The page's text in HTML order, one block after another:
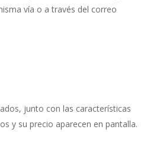
vía o a través del correo
junto con las características
y su precio aparecen en pantalla.